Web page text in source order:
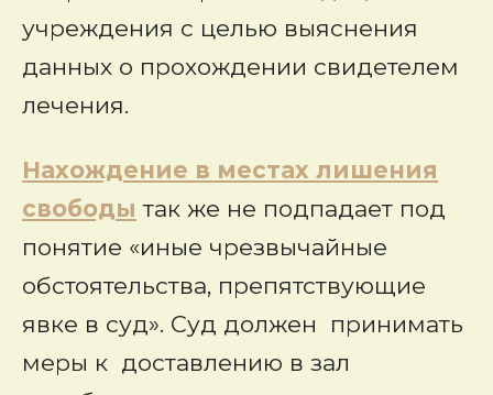
учреждения с целью выяснения
данных о прохождении свидетелем
лечения.
Нахождение в местах лишения
свободы так же не подпадает под
понятие «иные чрезвычайные
обстоятельства, препятствующие
явке в суд». Суд должен принимать
меры к доставлению в зал